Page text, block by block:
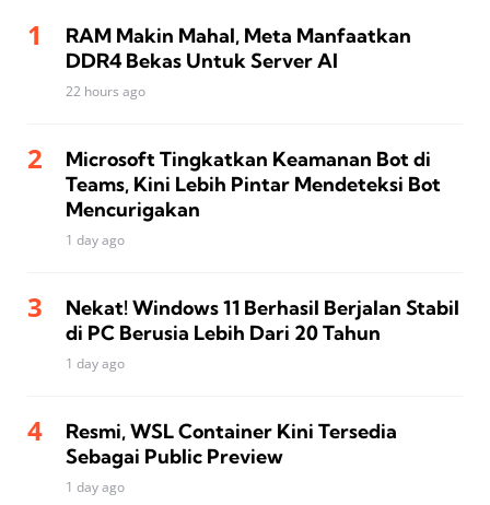
RAM Makin Mahal, Meta Manfaatkan
DDR4 Bekas Untuk Server AI
22 hours ago
Microsoft Tingkatkan Keamanan Bot di
Teams, Kini Lebih Pintar Mendeteksi Bot
Mencurigakan
1 day ago
Nekat! Windows 11 Berhasil Berjalan Stabil
di PC Berusia Lebih Dari 20 Tahun
1 day ago
Resmi, WSL Container Kini Tersedia
Sebagai Public Preview
1 day ago